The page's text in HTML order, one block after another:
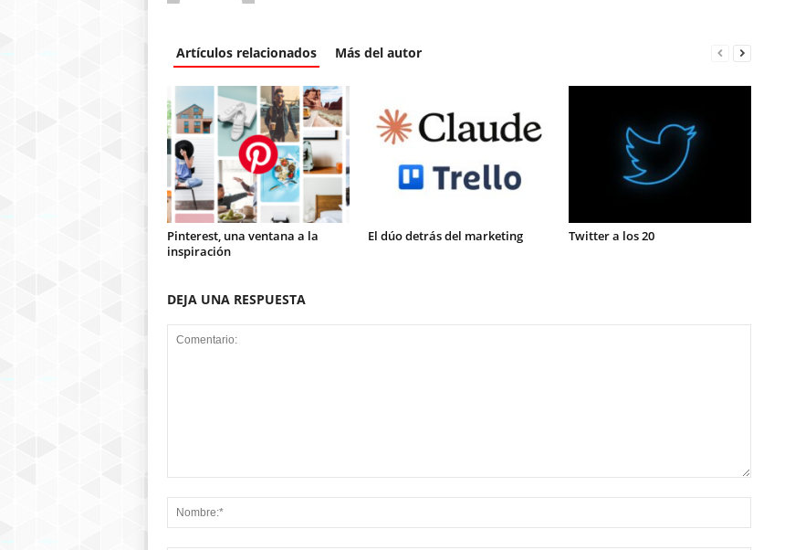
Artículos relacionados Más del autor
Pinterest, una ventana a la
inspiración
El dúo detrás del marketing Twitter a los 20
DEJA UNA RESPUESTA